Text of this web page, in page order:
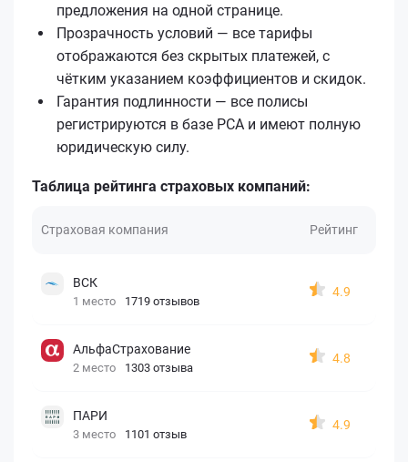
предложения на одной странице.
Прозрачность условий — все тарифы
отображаются без скрытых платежей, с
чётким указанием коэффициентов и скидок.
Гарантия подлинности — все полисы
регистрируются в базе РСА и имеют полную
юридическую силу.
Таблица рейтинга страховых компаний:
Страховая компания Рейтинг
ВСК
1 место 1719 отзывов
4.9
АльфаСтрахование
2 место 1303 отзыва
4.8
ПАРИ
3 место 1101 отзыв
4.9